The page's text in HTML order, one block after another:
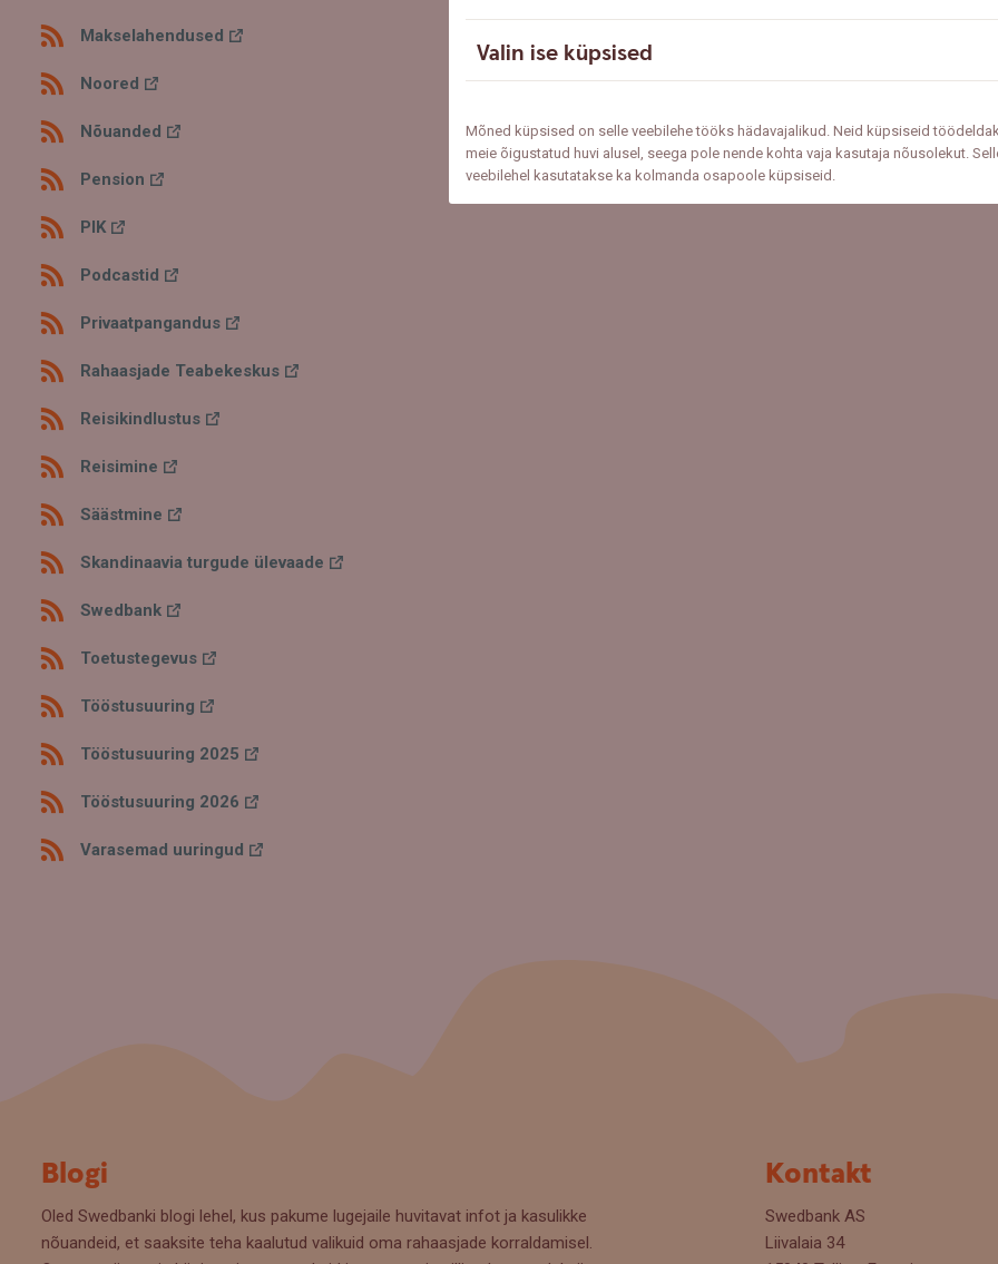
Valin ise küpsised
Mõned küpsised on selle veebilehe tööks hädavajalikud. Neid küpsiseid
meie õigustatud huvi alusel, seega pole nende kohta vaja kasutaja nõusolekut.
veebilehel kasutatakse ka kolmanda osapoole küpsiseid.
Makselahendused
Noored
Nõuanded
Pension
PIK
Podcastid
Privaatpangandus
Rahaasjade Teabekeskus
Reisikindlustus
Reisimine
Säästmine
Skandinaavia turgude ülevaade
Swedbank
Toetustegevus
Tööstusuuring
Tööstusuuring 2025
Tööstusuuring 2026
Varasemad uuringud
Blogi
Oled Swedbanki blogi lehel, kus pakume lugejaile huvitavat infot ja kasulikke
nõuandeid, et saaksite teha kaalutud valikuid oma rahaasjade korraldamisel.
Kontakt
Swedbank AS
Liivalaia 34